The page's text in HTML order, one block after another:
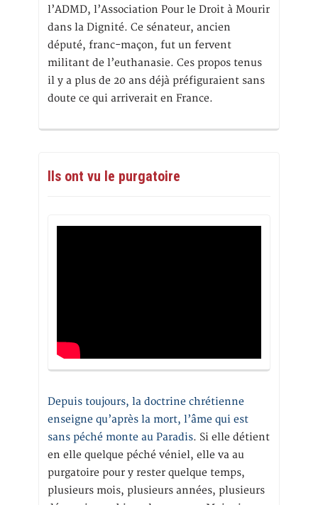
l’ADMD, l’Association Pour le Droit à Mourir
dans la Dignité. Ce sénateur, ancien
député, franc-maçon, fut un fervent
militant de l’euthanasie. Ces propos tenus
il y a plus de 20 ans déjà préfiguraient sans
doute ce qui arriverait en France.
Ils ont vu le purgatoire
Depuis toujours, la doctrine chrétienne
enseigne qu’après la mort, l’âme qui est
sans péché monte au Paradis. Si elle détient
en elle quelque péché véniel, elle va au
purgatoire pour y rester quelque temps,
plusieurs mois, plusieurs années, plusieurs